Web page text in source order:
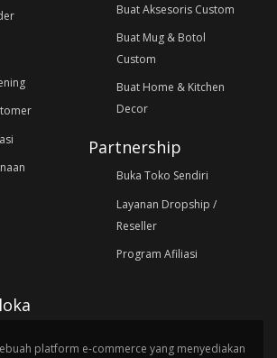
Buat Aksesoris Custom
Buat Mug & Botol
Custom
Buat Home & Kitchen
Decor
Partnership
Buka Toko Sendiri
Layanan Dropship /
Reseller
Program Afiliasi
platform e-commerce yang menyediakan